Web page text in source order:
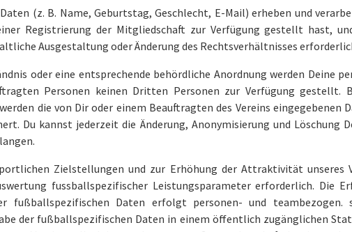
(z. B. Name, Geburtstag, Geschlecht, E-Mail) erheben und
Registrierung der Mitgliedschaft zur Verfügung gestellt hast,
Ausgestaltung oder Änderung des Rechtsverhältnisses
oder eine entsprechende behördliche Anordnung werden Deine
Personen keinen Dritten Personen zur Verfügung gestellt.
die von Dir oder einem Beauftragten des Vereins eingegebenen
Du kannst jederzeit die Änderung, Anonymisierung und Löschung
Zielstellungen und zur Erhöhung der Attraktivität unseres
fussballspezifischer Leistungsparameter erforderlich. Die
fußballspezifischen Daten erfolgt personen- und teambezogen.
der fußballspezifischen Daten in einem öffentlich zugänglichen